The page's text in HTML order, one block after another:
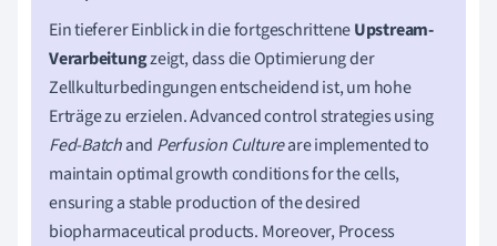
Ein tieferer Einblick in die fortgeschritteneUpstream-
Verarbeitungzeigt, dass die Optimierung der
Zellkulturbedingungen entscheidend ist, um hohe
Erträge zu erzielen. Advanced control strategies using
Fed-Batchand Perfusion Cultureare implemented to
maintain optimal growth conditions for the cells,
ensuring a stable production of the desired
biopharmaceutical products. Moreover, Process